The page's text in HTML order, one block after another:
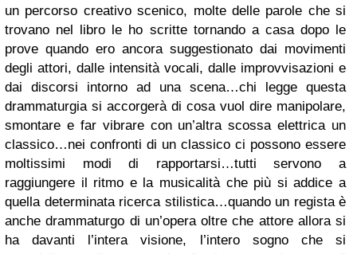
un percorso creativo scenico, molte delle parole che si
trovano nel libro le ho scritte tornando a casa dopo le
prove quando ero ancora suggestionato dai movimenti
degli attori, dalle intensità vocali, dalle improvvisazioni e
dai discorsi intorno ad una scena…chi legge questa
drammaturgia si accorgerà di cosa vuol dire manipolare,
smontare e far vibrare con un’altra scossa elettrica un
classico…nei confronti di un classico ci possono essere
moltissimi modi di rapportarsi…tutti servono a
raggiungere il ritmo e la musicalità che più si addice a
quella determinata ricerca stilistica…quando un regista è
anche drammaturgo di un’opera oltre che attore allora si
ha davanti l’intera visione, l’intero sogno che si